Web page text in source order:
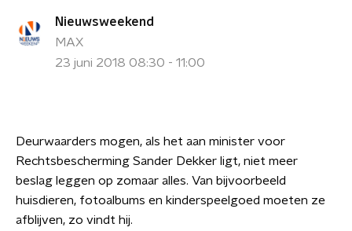
Nieuwsweekend
MAX
23 juni 2018 08:30 - 11:00
Deurwaarders mogen, als het aan minister voor
Rechtsbescherming Sander Dekker ligt, niet meer
beslag leggen op zomaar alles. Van bijvoorbeeld
huisdieren, fotoalbums en kinderspeelgoed moeten ze
afblijven, zo vindt hij.